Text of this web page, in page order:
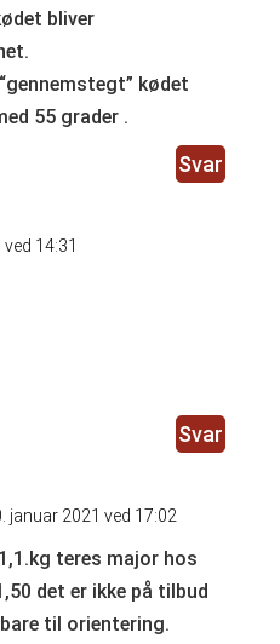
bliver
kødet
55 grader .
Svar
14:31
Svar
januar 2021 ved 17:02
teres major hos
det er ikke på tilbud
til orientering.